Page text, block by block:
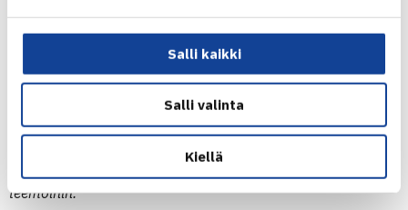
Salli kaikki
Salli valinta
Kiellä
Seuraesimerkki: Mallasveden Melojat (120
jäsenen Tähtiseura)
millaisia valintoja pieni seura on tehnyt
miten arki ja vastuut on saatu toimimaan
miksi seuran koko ei ole ollut este laadulle
Lisäksi yhteistä keskustelua tennistoimijoiden pienryhmissä
sekä mahdollisuus vaikuttaa tulevien tilaisuuksien
teemoihin.